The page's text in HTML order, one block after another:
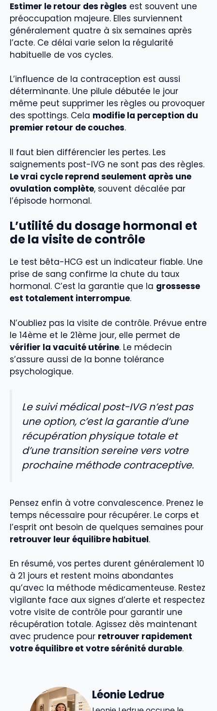
Estimer le retour des règles est souvent une
préoccupation majeure. Elles surviennent
généralement quatre à six semaines après
l’acte. Ce délai varie selon la régularité
habituelle de vos cycles.
L’influence de la contraception est aussi
déterminante. Une pilule débutée le jour
même peut supprimer les règles ou provoquer
des spottings. Cela modifie la perception du
premier retour de couches.
Il faut bien différencier les pertes. Les
saignements post-IVG ne sont pas des règles.
Le vrai cycle reprend seulement après une
ovulation complète, souvent décalée par
l’épisode hormonal.
L’utilité du dosage hormonal et
de la visite de contrôle
Le test bêta-HCG est un indicateur fiable. Une
prise de sang confirme la chute du taux
hormonal. C’est la garantie que la grossesse
est totalement interrompue.
N’oubliez pas la visite de contrôle. Prévue entre
le 14ème et le 21ème jour, elle permet de
vérifier la vacuité utérine. Le médecin
s’assure aussi de la bonne tolérance
psychologique.
Le suivi médical post-IVG n’est pas
une option, c’est la garantie d’une
récupération physique totale et
d’une transition sereine vers votre
prochaine méthode contraceptive.
Pensez enfin à votre convalescence. Prenez le
temps nécessaire pour récupérer. Le corps et
l’esprit ont besoin de quelques semaines pour
retrouver leur équilibre habituel.
En résumé, vos pertes durent généralement 10
à 21 jours et restent moins abondantes
qu’avec la méthode médicamenteuse. Restez
vigilante face aux signes d’alerte et respectez
votre visite de contrôle pour garantir une
récupération totale. Agissez dès maintenant
avec prudence pour retrouver rapidement
votre équilibre et votre sérénité durable.
Léonie Ledrue